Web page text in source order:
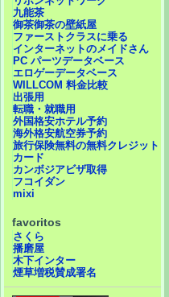
九能茶
御茶御茶の壁紙屋
ファーストクラスに乗る
インターネットのメイドさん
PC パーツデータベース
エロゲーデータベース
WILLCOM 料金比較
出張用
転職・就職用
外国格安ホテル予約
海外格安航空券予約
旅行保険無料の無料クレジット
カード
カンボジアビザ取得
フコイダン
mixi
favoritos
さくら
播磨屋
木下インター
煙草増税賛成署名